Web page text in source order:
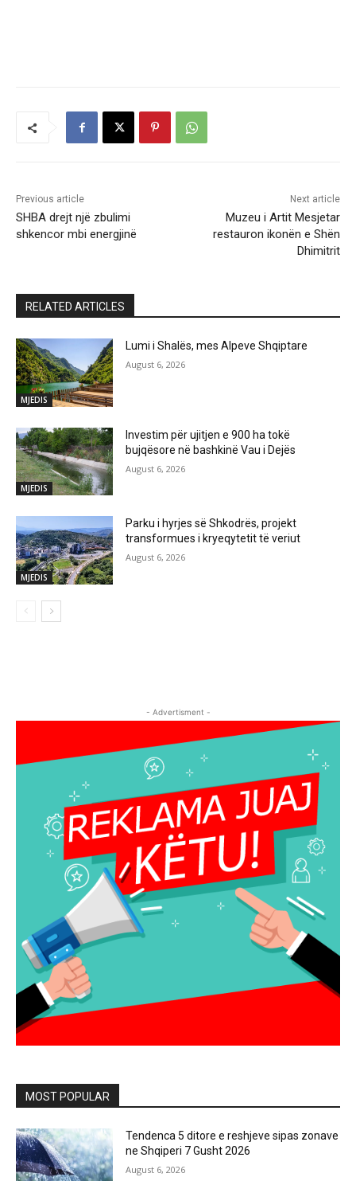
Previous article
SHBA drejt një zbulimi
shkencor mbi energjinë
Next article
Muzeu i Artit Mesjetar
restauron ikonën e Shën
Dhimitrit
RELATED ARTICLES
MJEDIS
Lumi i Shalës, mes Alpeve Shqiptare
August 6, 2026
MJEDIS
Investim për ujitjen e 900 ha tokë
bujqësore në bashkinë Vau i Dejës
August 6, 2026
MJEDIS
Parku i hyrjes së Shkodrës, projekt
transformues i kryeqytetit të veriut
August 6, 2026
- Advertisment -
MOST POPULAR
Tendenca 5 ditore e reshjeve sipas zonave
ne Shqiperi 7 Gusht 2026
August 6, 2026